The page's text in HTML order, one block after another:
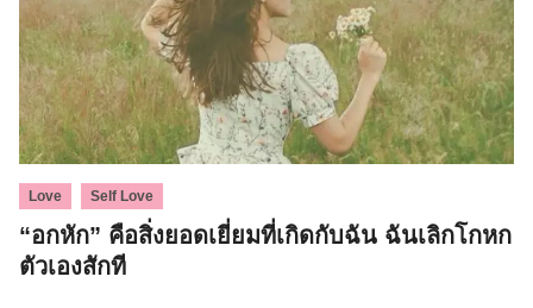
Love Self Love
“อกหัก” คือสิ่งยอดเยี่ยมที่เกิดกับฉัน ฉันเลิกโกหก
ตัวเองสักที